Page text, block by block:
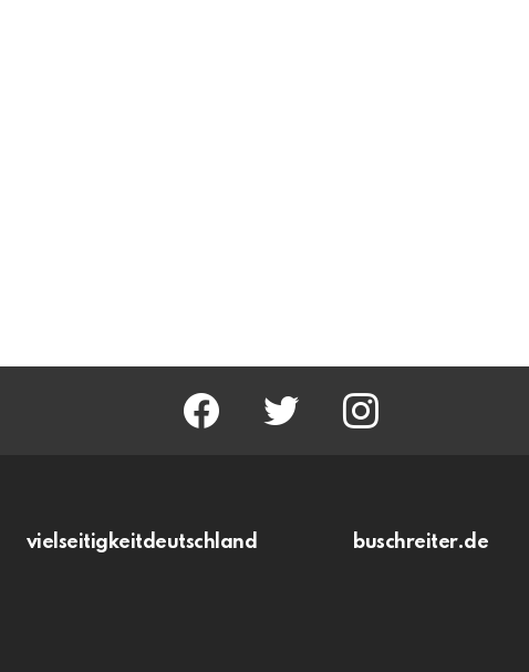
facebook twitter instagram
vielseitigkeitdeutschland buschreiter.de